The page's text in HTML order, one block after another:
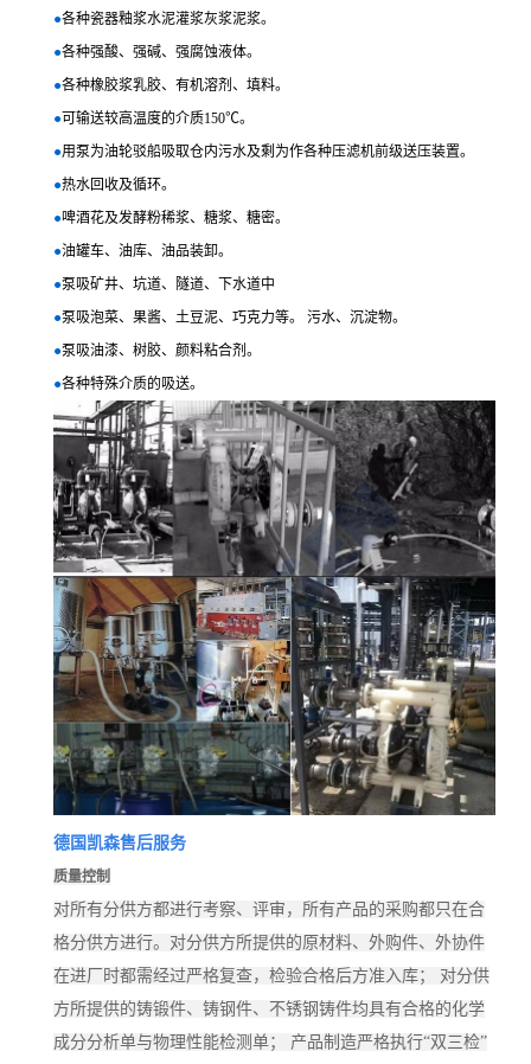
●各种瓷器釉浆水泥灌浆灰浆泥浆。
●各种强酸、强碱、强腐蚀液体。
●各种橡胶浆乳胶、有机溶剂、填料。
●可输送较高温度的介质150℃。
●用泵为油轮驳船吸取仓内污水及剩为作各种压滤机前级送压装置。
●热水回收及循环。
●啤酒花及发酵粉稀浆、糖浆、糖密。
●油罐车、油库、油品装卸。
●泵吸矿井、坑道、隧道、下水道中
●泵吸泡菜、果酱、土豆泥、巧克力等。 污水、沉淀物。
●泵吸油漆、树胶、颜料粘合剂。
●各种特殊介质的吸送。
德国 凯森售后服务
质量控制
对所有分供方都进行考察、评审，所有产品的采购都只在合
格分供方进行。对分供方所提供的原材料、外购件、外协件
在进厂时都需经过严格复查，检验合格后方准入库； 对分供
方所提供的铸锻件、铸钢件、不锈钢铸件均具有合格的化学
成分分析单与物理性能检测单； 产品制造严格执行“双三检”